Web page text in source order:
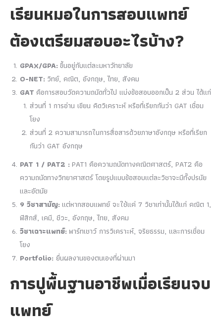
เรียนหมอในการสอบแพทย์
ต้องเตรียมสอบอะไรบ้าง?
GPAX/GPA: ขึ้นอยู่กับแต่ละมหาวัทยาลัย
O-NET: วิทย์, คณิต, อังกฤษ, ไทย, สังคม
GAT คือการสอบวัดความถนัดทั่วไป แบ่งข้อสอบออกเป็น 2 ส่วน ได้แก่
ส่วนที่ 1 การอ่าน เขียน คิดวิเคราะห์ หรือที่เรียกกันว่า GAT เชื่อม
โยง
ส่วนที่ 2 ความสามารถในการสื่อสารด้วยภาษาอังกฤษ หรือที่เรียก
กันว่า GAT อังกฤษ
PAT 1 / PAT2 : PAT1 คือความถนัดทางคณิตศาสตร์, PAT2 คือ
ความถนัดทางวิทยาศาสตร์ โดยรูปแบบข้อสอบแต่ละวิชาจะมีทั้งปรนัย
และอัตนัย
9 วิชาสามัญ: แต่หากสอบแพทย์ จะใช้แค่ 7 วิชาเท่านั้นได้แก่ คณิต 1,
ฟิสิกส์, เคมี, ชีวะ, อังกฤษ, ไทย, สังคม
วิชาเฉาะแพทย์: พาร์ทเชาว์ การวิเคราะห์, จริยธรรม, และการเชื่อม
โยง
Portfolio: ยื่นผลงานของตนเองที่ผ่านมา
การปูพื้นฐานอาชีพเมื่อเรียนจบ
แพทย์